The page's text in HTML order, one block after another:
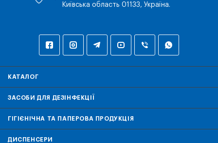
Київська область 01133, Україна.
КАТАЛОГ
ЗАСОБИ ДЛЯ ДЕЗІНФЕКЦІЇ
ГІГІЄНІЧНА ТА ПАПЕРОВА ПРОДУКЦІЯ
ДИСПЕНСЕРИ